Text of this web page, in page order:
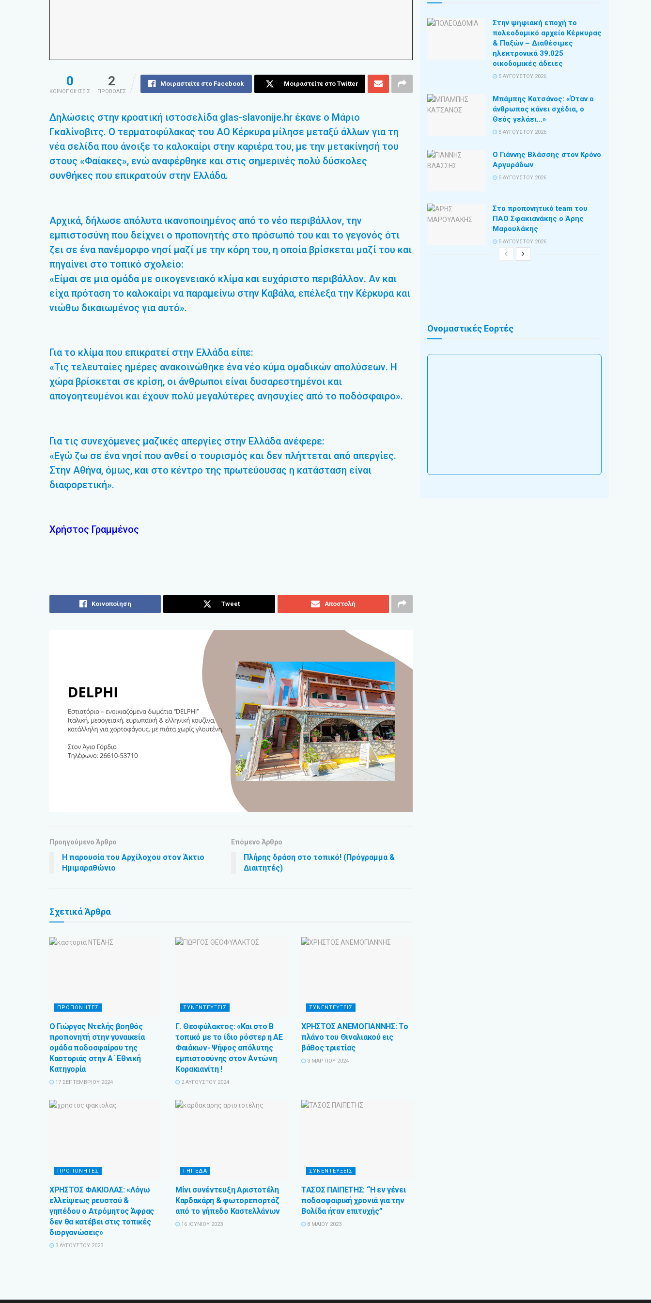
0
ΚΟΙΝΟΠΟΙΗΣΕΙΣ
2
ΠΡΟΒΟΛΕΣ
Μοιραστείτε στο Facebook Μοιραστείτε στο Twitter
Δηλώσεις στην κροατική ιστοσελίδα glas-slavonije.hr έκανε ο Μάριο
Γκαλίνοβιτς. Ο τερματοφύλακας του ΑΟ Κέρκυρα μίλησε μεταξύ άλλων για τη
νέα σελίδα που άνοιξε το καλοκαίρι στην καριέρα του, με την μετακίνησή του
στους «Φαίακες», ενώ αναφέρθηκε και στις σημερινές πολύ δύσκολες
συνθήκες που επικρατούν στην Ελλάδα.
Αρχικά, δήλωσε απόλυτα ικανοποιημένος από το νέο περιβάλλον, την
εμπιστοσύνη που δείχνει ο προπονητής στο πρόσωπό του και το γεγονός ότι
ζει σε ένα πανέμορφο νησί μαζί με την κόρη του, η οποία βρίσκεται μαζί του και
πηγαίνει στο τοπικό σχολείο:
«Είμαι σε μια ομάδα με οικογενειακό κλίμα και ευχάριστο περιβάλλον. Αν και
είχα πρόταση το καλοκαίρι να παραμείνω στην Καβάλα, επέλεξα την Κέρκυρα και
νιώθω δικαιωμένος για αυτό».
Για το κλίμα που επικρατεί στην Ελλάδα είπε:
«Τις τελευταίες ημέρες ανακοινώθηκε ένα νέο κύμα ομαδικών απολύσεων. Η
χώρα βρίσκεται σε κρίση, οι άνθρωποι είναι δυσαρεστημένοι και
απογοητευμένοι και έχουν πολύ μεγαλύτερες ανησυχίες από το ποδόσφαιρο».
Για τις συνεχόμενες μαζικές απεργίες στην Ελλάδα ανέφερε:
«Εγώ ζω σε ένα νησί που ανθεί ο τουρισμός και δεν πλήττεται από απεργίες.
Στην Αθήνα, όμως, και στο κέντρο της πρωτεύουσας η κατάσταση είναι
διαφορετική».
Χρήστος Γραμμένος
Κοινοποίηση Tweet Αποστολή
Προηγούμενο Άρθρο
Η παρουσία του Αρχίλοχου στον Άκτιο
Ημιμαραθώνιο
Επόμενο Άρθρο
Πλήρης δράση στο τοπικό! (Πρόγραμμα &
Διαιτητές)
ΣχετικάΆρθρα
ΠΡΟΠΟΝΗΤΕΣ
Ο Γιώργος Ντελής βοηθός
προπονητή στην γυναικεία
ομάδα ποδοσφαίρου της
Καστοριάς στην Α΄ Εθνική
Κατηγορία
17 ΣΕΠΤΕΜΒΡΊΟΥ 2024
ΣΥΝΕΝΤΕΥΞΕΙΣ
Γ. Θεοφύλακτος: «Και στο Β
τοπικό με το ίδιο ρόστερ η ΑΕ
Φαιάκων- Ψήφος απόλυτης
εμπιστοσύνης στον Αντώνη
Κορακιανίτη !
2 ΑΥΓΟΎΣΤΟΥ 2024
ΣΥΝΕΝΤΕΥΞΕΙΣ
ΧΡΗΣΤΟΣ ΑΝΕΜΟΓΙΑΝΝΗΣ: Το
πλάνο του Θιναλιακού εις
βάθος τριετίας
3 ΜΑΡΤΊΟΥ 2024
ΠΡΟΠΟΝΗΤΕΣ
ΧΡΗΣΤΟΣ ΦΑΚΙΟΛΑΣ: «Λόγω
ελλείψεως ρευστού &
γηπέδου ο Ατρόμητος Άφρας
δεν θα κατέβει στις τοπικές
διοργανώσεις»
3 ΑΥΓΟΎΣΤΟΥ 2023
ΓΗΠΕΔΑ
Μίνι συνέντευξη Αριστοτέλη
Καρδακάρη & φωτορεπορτάζ
από το γήπεδο Καστελλάνων
16 ΙΟΥΝΊΟΥ 2023
ΣΥΝΕΝΤΕΥΞΕΙΣ
ΤΑΣΟΣ ΠΑΙΠΕΤΗΣ: “Η εν γένει
ποδοσφαιρική χρονιά για την
Βολίδα ήταν επιτυχής”
8 ΜΑΪ́ΟΥ 2023
Στην ψηφιακή εποχή το
πολεοδομικό αρχείο Κέρκυρας
& Παξών – Διαθέσιμες
ηλεκτρονικά 39.025
οικοδομικές άδειες
5 ΑΥΓΟΎΣΤΟΥ 2026
Μπάμπης Κατσάνος: «Όταν ο
άνθρωπος κάνει σχέδια, ο
Θεός γελάει…»
5 ΑΥΓΟΎΣΤΟΥ 2026
Ο Γιάννης Βλάσσης στον Κρόνο
Αργυράδων
5 ΑΥΓΟΎΣΤΟΥ 2026
Στο προπονητικό team του
ΠΑΟ Σφακιανάκης ο Άρης
Μαρουλάκης
5 ΑΥΓΟΎΣΤΟΥ 2026
Ονομαστικές Εορτές